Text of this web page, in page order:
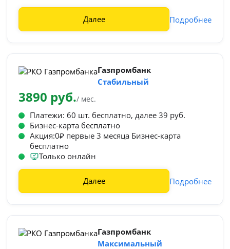
Далее Подробнее
Газпромбанк
Стабильный
3890 руб./ мес.
Платежи: 60 шт. бесплатно, далее 39 руб.
Бизнес-карта бесплатно
Акция:0₽ первые 3 месяца Бизнес-карта
бесплатно
Только онлайн
Далее Подробнее
Газпромбанк
Максимальный